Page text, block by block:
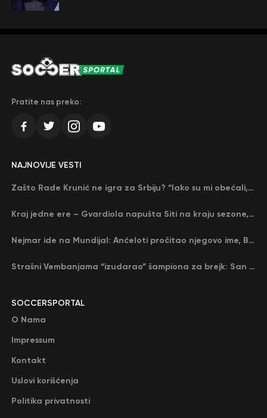
Pratite nas preko:
SOCCERSPORTAL
O Nama
Impressum
Kontakt
Uslovi korišćenja
Politika privatnosti
NAJNOVIJE VESTI
Zašto Rade Krunić ne igra za Srbiju? “Iako su mi obećali, niko me nije zvao…”
Kraj jedne ere – Gvardiola napušta Siti na kraju sezone, menja ga njegov nekadašnji rival
Nejmar ide na Mundijal: Anćeloti pročitao njegovo ime, Brazil u delirijumu (VIDEO)
Strašni Vembanjama “izudarao” šampiona za brejk: San Antonio poveo protiv Oklahome